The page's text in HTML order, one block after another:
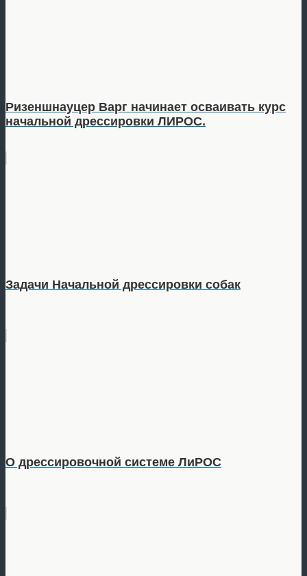
Ризеншнауцер Варг начинает осваивать курс
начальной дрессировки ЛИРОС.
Задачи Начальной дрессировки собак
О дрессировочной системе ЛиРОС